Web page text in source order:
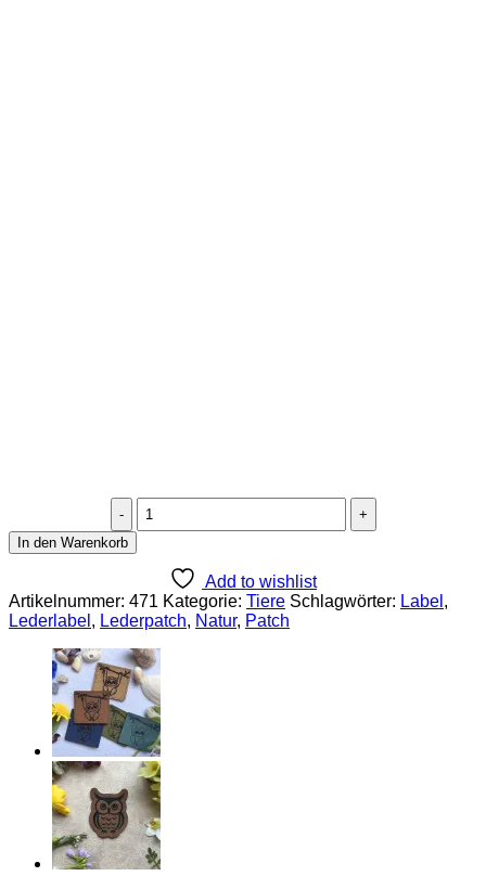
Lederlabel
"Eule
Zweig"
Menge
In den Warenkorb
Add to wishlist
Artikelnummer: 471 Kategorie: Tiere Schlagwörter: Label ,
Lederlabel , Lederpatch, Natur, Patch